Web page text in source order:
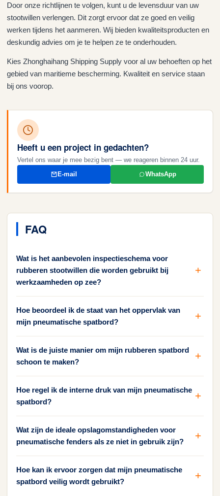
Door onze richtlijnen te volgen, kunt u de levensduur van uw
stootwillen verlengen. Dit zorgt ervoor dat ze goed en veilig
werken tijdens het aanmeren. Wij bieden kwaliteitsproducten en
deskundig advies om je te helpen ze te onderhouden.
Kies Zhonghaihang Shipping Supply voor al uw behoeften op het
gebied van maritieme bescherming. Kwaliteit en service staan
bij ons voorop.
Heeft u een project in gedachten?
Vertel ons waar je mee bezig bent — we reageren binnen 24 uur.
E-mail
WhatsApp
FAQ
Wat is het aanbevolen inspectieschema voor
rubberen stootwillen die worden gebruikt bij
werkzaamheden op zee?
Hoe beoordeel ik de staat van het oppervlak van
mijn pneumatische spatbord?
Wat is de juiste manier om mijn rubberen spatbord
schoon te maken?
Hoe regel ik de interne druk van mijn pneumatische
spatbord?
Wat zijn de ideale opslagomstandigheden voor
pneumatische fenders als ze niet in gebruik zijn?
Hoe kan ik ervoor zorgen dat mijn pneumatische
spatbord veilig wordt gebruikt?